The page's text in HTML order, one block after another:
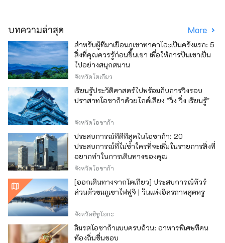
บทความล่าสุด More
สำหรับผู้ที่มาเยือนภูเขาทาคาโอะเป็นครั้งแรก: 5
สิ่งที่คุณควรรู้ก่อนขึ้นเขา เพื่อให้การปีนเขาเป็น
ไปอย่างสนุกสนาน
จังหวัดโตเกียว
เรียนรู้ประวัติศาสตร์ไปพร้อมกับการวิ่งรอบ
ปราสาทโอซาก้าด้วยไกด์เสียง "วิ่ง วิ่ง เรียนรู้"
จังหวัดโอซาก้า
ประสบการณ์ที่ดีที่สุดในโอซาก้า: 20
ประสบการณ์ที่ไม่ซ้ำใครที่จะเพิ่มในรายการสิ่งที่
อยากทำในการเดินทางของคุณ
จังหวัดโอซาก้า
[ออกเดินทางจากโตเกียว] ประสบการณ์ทัวร์
ส่วนตัวชมภูเขาไฟฟูจิ | วันแห่งอิสรภาพสุดหรู
จังหวัดชิซูโอกะ
ลิ้มรสโอซาก้าแบบครบถ้วน: อาหารพิเศษที่คน
ท้องถิ่นชื่นชอบ